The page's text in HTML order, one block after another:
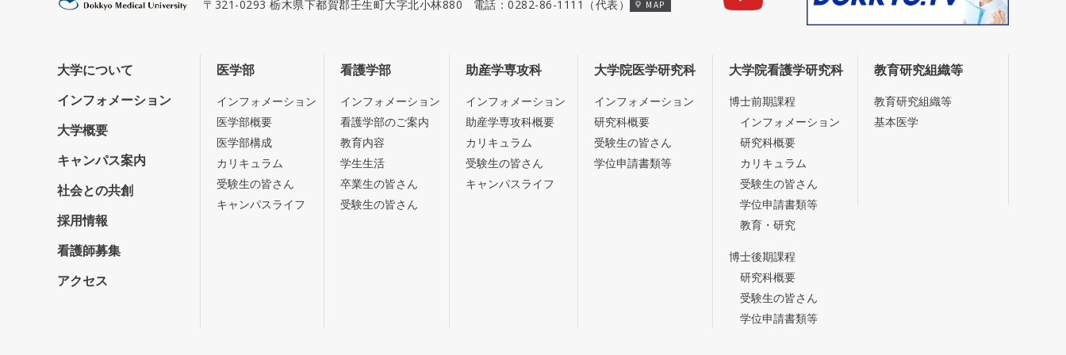
〒321-0293 栃木県下都賀郡壬生町大字北小林880
電話： 0282-86-1111 （代表） MAP
大学について
インフォメーション
大学概要
キャンパス案内
社会との共創
採用情報
看護師募集
アクセス
医学部
インフォメーション
医学部概要
医学部構成
カリキュラム
受験生の皆さん
キャンパスライフ
看護学部
インフォメーション
看護学部のご案内
教育内容
学生生活
卒業生の皆さん
受験生の皆さん
助産学専攻科
インフォメーション
助産学専攻科概要
カリキュラム
受験生の皆さん
キャンパスライフ
大学院医学研究科
インフォメーション
研究科概要
受験生の皆さん
学位申請書類等
大学院看護学研究科
博士前期課程
インフォメーション
研究科概要
カリキュラム
受験生の皆さん
学位申請書類等
教育・研究
博士後期課程
研究科概要
受験生の皆さん
学位申請書類等
教育研究組織等
教育研究組織等
基本医学